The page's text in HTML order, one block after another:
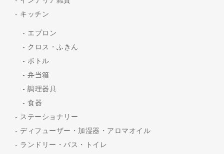
キッチン
エプロン
クロス・ふきん
ボトル
弁当箱
調理器具
食器
ステーショナリー
ディフューザー・加湿器・アロマオイル
ランドリー・バス・トイレ